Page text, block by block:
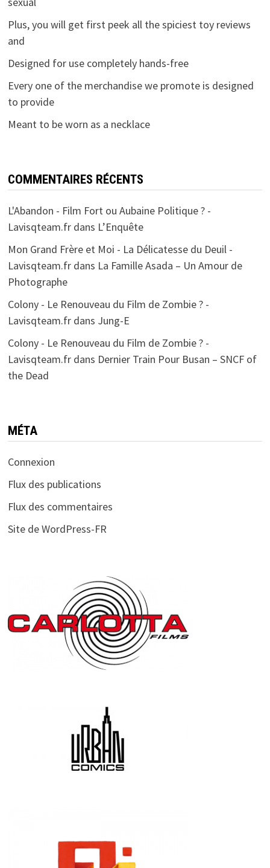
Plus, you will get first peek all the spiciest toy reviews
and
Designed for use completely hands-free
Every one of the merchandise we promote is designed
to provide
Meant to be worn as a necklace
COMMENTAIRES RÉCENTS
L'Abandon - Film Fort ou Aubaine Politique ? -
Lavisqteam.frdans L’Enquête
Mon Grand Frère et Moi - La Délicatesse du Deuil -
Lavisqteam.frdans La Famille Asada – Un Amour de
Photographe
Colony - Le Renouveau du Film de Zombie ? -
Lavisqteam.frdans Jung-E
Colony - Le Renouveau du Film de Zombie ? -
Lavisqteam.frdans Dernier Train Pour Busan – SNCF of
the Dead
MÉTA
Connexion
Flux des publications
Flux des commentaires
Site de WordPress-FR